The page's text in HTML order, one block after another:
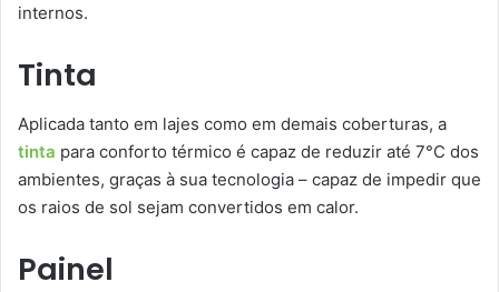
internos.
Tinta
Aplicada tanto em lajes como em demais coberturas, a
tinta para conforto térmico é capaz de reduzir até 7°C dos
ambientes, graças à sua tecnologia – capaz de impedir que
os raios de sol sejam convertidos em calor.
Painel